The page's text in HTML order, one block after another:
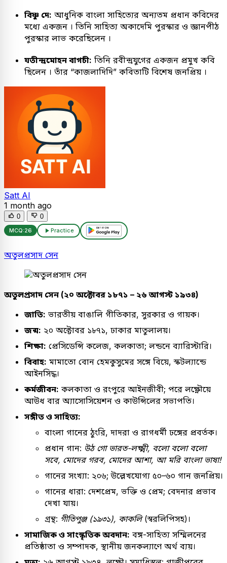
বিষ্ণু দে: আধুনিক বাংলা সাহিত্যের অন্যতম প্রধান কবিদের
মধ্যে একজন । তিনি সাহিত্য অকাদেমি পুরস্কার ও জ্ঞানপীঠ
পুরস্কার লাভ করেছিলেন ।
যতীন্দ্রমোহন বাগচী: তিনি রবীন্দ্রযুগের একজন প্রমুখ কবি
ছিলেন । তাঁর “কাজলাদিদি” কবিতাটি বিশেষ জনপ্রিয় ।
Satt AI
1 month ago
0 0
MCQ:26 Practice
অতুলপ্রসাদ সেন
অতুলপ্রসাদ সেন (২০ অক্টোবর ১৮৭১ – ২৬ আগস্ট ১৯৩৪)
জাতি: ভারতীয় বাঙালি গীতিকার, সুরকার ও গায়ক।
জন্ম: ২০ অক্টোবর ১৮৭১, ঢাকার মাতুলালয়।
শিক্ষা: প্রেসিডেন্সি কলেজ, কলকাতা; লন্ডনে ব্যারিস্টারি।
বিবাহ: মামাতো বোন হেমকুসুমের সঙ্গে বিয়ে, স্কটল্যান্ডে
আইনসিদ্ধ।
কর্মজীবন: কলকাতা ও রংপুরে আইনজীবী; পরে লক্ষ্ণৌয়ে
আউধ বার অ্যাসোসিয়েশন ও কাউন্সিলের সভাপতি।
সঙ্গীত ও সাহিত্য:
বাংলা গানের ঠুংরি, দাদরা ও রাগধর্মী ঢঙ্গের প্রবর্তক।
প্রধান গান: উঠ গো ভারত-লক্ষ্মী, বলো বলো বলো
সবে, মোদের গরব, মোদের আশা, আ মরি বাংলা ভাষা!
গানের সংখ্যা: ২০৬; উল্লেখযোগ্য ৫০–৬০ গান জনপ্রিয়।
গানের ধারা: দেশপ্রেম, ভক্তি ও প্রেম; বেদনার প্রভাব
দেখা যায়।
গ্রন্থ: গীতিপুঞ্জ (১৯৩১), কাকলি(স্বরলিপিসহ)।
সামাজিক ও সাংস্কৃতিক অবদান: বঙ্গ-সাহিত্য সম্মিলনের
প্রতিষ্ঠাতা ও সম্পাদক, স্থানীয় জনকল্যাণে অর্থ ব্যয়।